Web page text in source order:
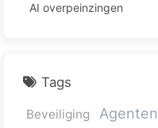
AI overpeinzingen
Tags
Beveiliging Agenten